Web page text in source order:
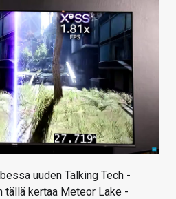
uuden Talking Tech -
tällä kertaa Meteor Lake -